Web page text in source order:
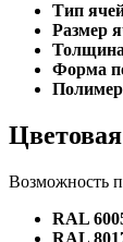
Тип
Размер
Форма
Возможность
RAL
RAL